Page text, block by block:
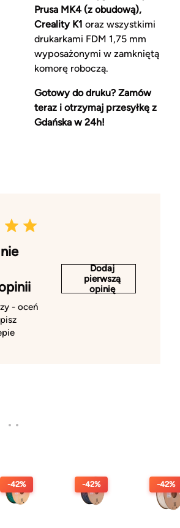
Prusa MK4 (z obudową),
Creality K1 oraz wszystkimi
drukarkami FDM 1,75 mm
wyposażonymi w zamkniętą
komorę roboczą.
Gotowy do druku? Zamów
teraz i otrzymaj przesyłkę z
Gdańska w 24h!
- oceń
Dodaj
pierwszą
opinię
-42% -42% -42%